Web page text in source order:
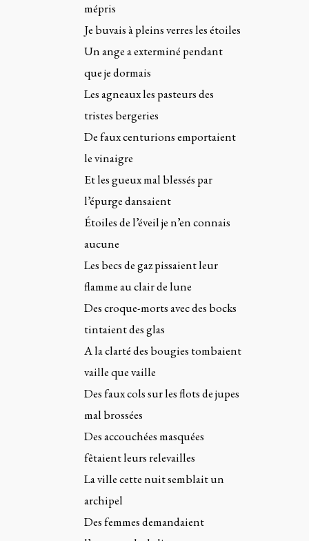
mépris
Je buvais à pleins verres les étoiles
Un ange a exterminé pendant
que je dormais
Les agneaux les pasteurs des
tristes bergeries
De faux centurions emportaient
le vinaigre
Et les gueux mal blessés par
l’épurge dansaient
Étoiles de l’éveil je n’en connais
aucune
Les becs de gaz pissaient leur
flamme au clair de lune
Des croque-morts avec des bocks
tintaient des glas
A la clarté des bougies tombaient
vaille que vaille
Des faux cols sur les flots de jupes
mal brossées
Des accouchées masquées
fêtaient leurs relevailles
La ville cette nuit semblait un
archipel
Des femmes demandaient